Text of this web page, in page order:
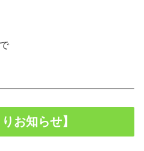
お知らせ】